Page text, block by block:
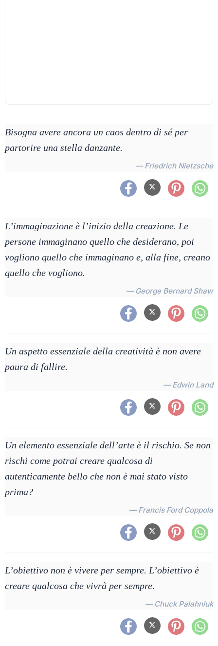
Bisogna avere ancora un caos dentro di sé per
partorire una stella danzante.
— Friedrich Nietzsche
L’immaginazione è l’inizio della creazione. Le
persone immaginano quello che desiderano, poi
vogliono quello che immaginano e, alla fine, creano
quello che vogliono.
— George Bernard Shaw
Un aspetto essenziale della creatività è non avere
paura di fallire.
— Edwin Land
Un elemento essenziale dell’arte è il rischio. Se non
rischi come potrai creare qualcosa di
autenticamente bello che non è mai stato visto
prima?
— Francis Ford Coppola
L’obiettivo non è vivere per sempre. L’obiettivo è
creare qualcosa che vivrà per sempre.
— Chuck Palahniuk